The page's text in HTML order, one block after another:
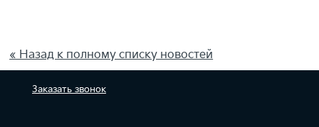
« Назад к полному списку новостей
Заказать звонок